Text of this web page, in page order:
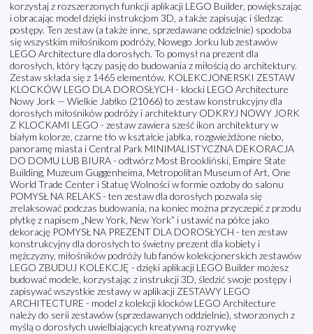
korzystaj z rozszerzonych funkcji aplikacji LEGO Builder, powiększając
i obracając model dzięki instrukcjom 3D, a także zapisując i śledząc
postępy. Ten zestaw (a także inne, sprzedawane oddzielnie) spodoba
się wszystkim miłośnikom podróży, Nowego Jorku lub zestawów
LEGO Architecture dla dorosłych. To pomysł na prezent dla
dorosłych, który łączy pasję do budowania z miłością do architektury.
Zestaw składa się z 1465 elementów. KOLEKCJONERSKI ZESTAW
KLOCKÓW LEGO DLA DOROSŁYCH - klocki LEGO Architecture
Nowy Jork — Wielkie Jabłko (21066) to zestaw konstrukcyjny dla
dorosłych miłośników podróży i architektury ODKRYJ NOWY JORK
Z KLOCKAMI LEGO - zestaw zawiera sześć ikon architektury w
białym kolorze, czarne tło w kształcie jabłka, rozgwieżdżone niebo,
panoramę miasta i Central Park MINIMALISTYCZNA DEKORACJA
DO DOMU LUB BIURA - odtwórz Most Brookliński, Empire State
Building, Muzeum Guggenheima, Metropolitan Museum of Art, One
World Trade Center i Statuę Wolności w formie ozdoby do salonu
POMYSŁ NA RELAKS - ten zestaw dla dorosłych pozwala się
zrelaksować podczas budowania, na koniec można przyczepić z przodu
płytkę z napisem „New York, New York” i ustawić na półce jako
dekorację POMYSŁ NA PREZENT DLA DOROSŁYCH - ten zestaw
konstrukcyjny dla dorosłych to świetny prezent dla kobiety i
mężczyzny, miłośników podróży lub fanów kolekcjonerskich zestawów
LEGO ZBUDUJ KOLEKCJĘ - dzięki aplikacji LEGO Builder możesz
budować modele, korzystając z instrukcji 3D, śledzić swoje postępy i
zapisywać wszystkie zestawy w aplikacji ZESTAWY LEGO
ARCHITECTURE - model z kolekcji klocków LEGO Architecture
należy do serii zestawów (sprzedawanych oddzielnie), stworzonych z
myślą o dorosłych uwielbiających kreatywną rozrywkę